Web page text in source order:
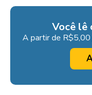
Você lê
A partir de R$5,00